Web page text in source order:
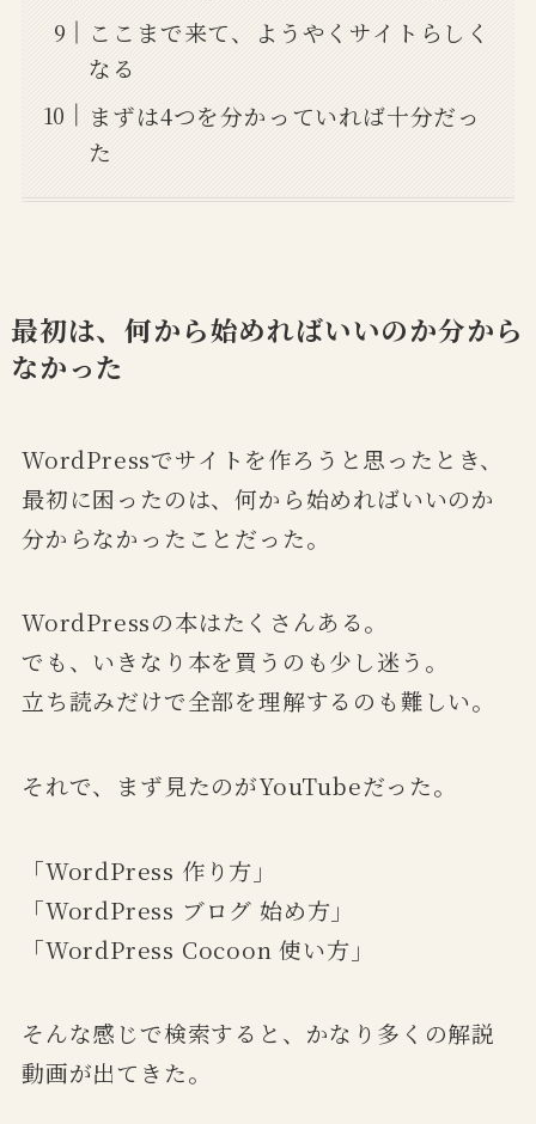
ここまで来て、ようやくサイトらしく
なる
まずは4つを分かっていれば十分だっ
た
最初は、何から始めればいいのか分から
なかった
WordPressでサイトを作ろうと思ったとき、
最初に困ったのは、何から始めればいいのか
分からなかったことだった。
WordPressの本はたくさんある。
でも、いきなり本を買うのも少し迷う。
立ち読みだけで全部を理解するのも難しい。
それで、まず見たのがYouTubeだった。
「WordPress 作り方」
「WordPress ブログ 始め方」
「WordPress Cocoon 使い方」
そんな感じで検索すると、かなり多くの解説
動画が出てきた。